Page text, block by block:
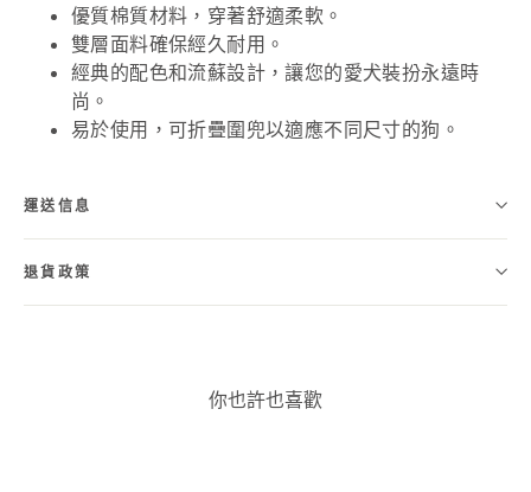
優質棉質材料，穿著舒適柔軟。
雙層面料確保經久耐用。
經典的配色和流蘇設計，讓您的愛犬裝扮永遠時
尚。
易於使用，可折疊圍兜以適應不同尺寸的狗。
運送信息
退貨政策
你也許也喜歡